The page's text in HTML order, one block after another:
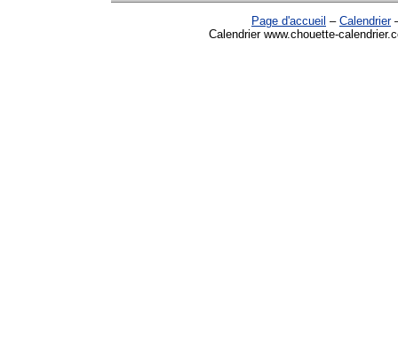
Page d'accueil – Calendrier
Calendrier www.chouette-